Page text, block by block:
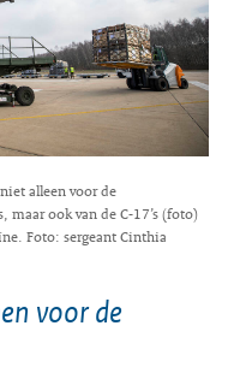
alleen voor de
maar ook van de C-17’s (foto)
Foto: sergeant Cinthia
voor de